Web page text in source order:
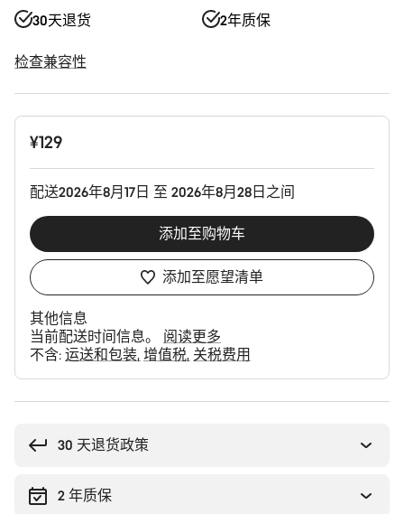
30天退货 2年质保
检查兼容性
产
¥129
配送2026年8月17日 至 2026年8月28日之间
添加至购物车
添加至愿望清单
其他信息
当前配送时间信息。 阅读更多
不含: 运送和包装 增值税 关税费用
30 天退货政策
2 年质保